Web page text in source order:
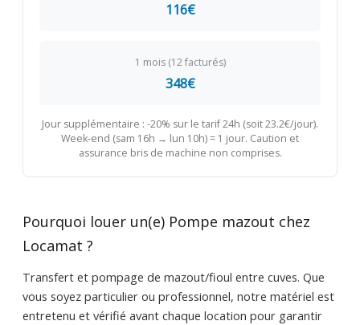
116€
1 mois (12 facturés)
348€
Jour supplémentaire : -20% sur le tarif 24h (soit 23.2€/jour).
Week-end (sam 16h → lun 10h) = 1 jour. Caution et
assurance bris de machine non comprises.
Pourquoi louer un(e) Pompe mazout chez
Locamat ?
Transfert et pompage de mazout/fioul entre cuves. Que
vous soyez particulier ou professionnel, notre matériel est
entretenu et vérifié avant chaque location pour garantir